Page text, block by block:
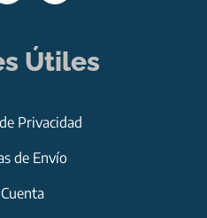
Útiles
Privacidad
de Envío